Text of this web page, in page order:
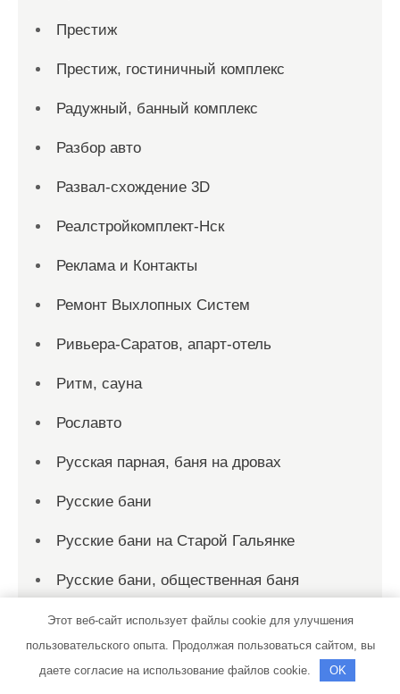
Престиж
Престиж, гостиничный комплекс
Радужный, банный комплекс
Разбор авто
Развал-схождение 3D
Реалстройкомплект-Нск
Реклама и Контакты
Ремонт Выхлопных Систем
Ривьера-Саратов, апарт-отель
Ритм, сауна
Рославто
Русская парная, баня на дровах
Русские бани
Русские бани на Старой Гальянке
Русские бани, общественная баня
РЦ Автодилер
Этот веб-сайт использует файлы cookie для улучшения
пользовательского опыта. Продолжая пользоваться сайтом, вы
даете согласие на использование файлов cookie.
OK